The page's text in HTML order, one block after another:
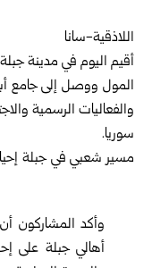
اللاذقية-سانا
أقيم اليوم في مدينة
المول ووصل إلى جامع
والفعاليات الرسمية
سوريا.
وأكد المشاركون
أهالي جبلة على